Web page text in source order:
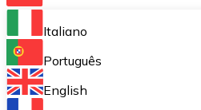
Bitnovo Ramp
Integra nuestra solución en
Bitnovo Giftcards
Italiano
Português
English